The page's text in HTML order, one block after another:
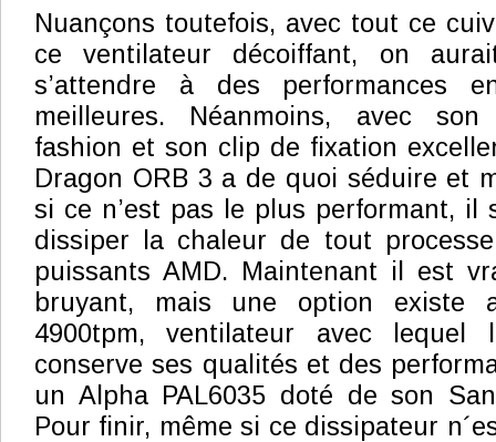
Nuançons toutefois, avec tout ce
ce ventilateur décoiffant, on
s’attendre à des performances
meilleures. Néanmoins, avec son
fashion et son clip de fixation
Dragon ORB 3 a de quoi séduire et
si ce n’est pas le plus performant, il
dissiper la chaleur de tout
puissants AMD. Maintenant il est
bruyant, mais une option existe
4900tpm, ventilateur avec
conserve ses qualités et des
un Alpha PAL6035 doté de son
Pour finir, même si ce dissipateur